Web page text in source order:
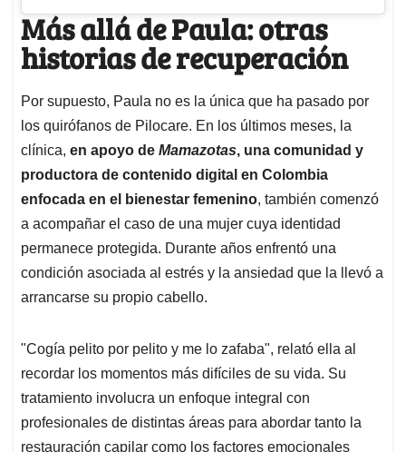
Más allá de Paula: otras
historias de recuperación
Por supuesto, Paula no es la única que ha pasado por
los quirófanos de Pilocare. En los últimos meses, la
clínica, en apoyo de Mamazotas, una comunidad y
productora de contenido digital en Colombia
enfocada en el bienestar femenino, también comenzó
a acompañar el caso de una mujer cuya identidad
permanece protegida. Durante años enfrentó una
condición asociada al estrés y la ansiedad que la llevó a
arrancarse su propio cabello.
"Cogía pelito por pelito y me lo zafaba", relató ella al
recordar los momentos más difíciles de su vida. Su
tratamiento involucra un enfoque integral con
profesionales de distintas áreas para abordar tanto la
restauración capilar como los factores emocionales